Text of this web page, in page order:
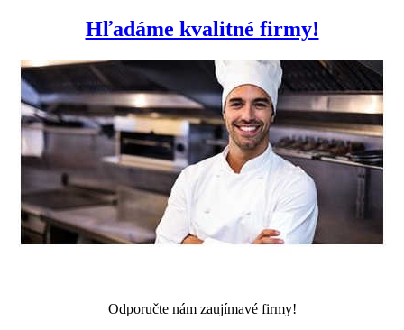
Hľadáme kvalitné firmy!
Odporučte nám zaujímavé firmy!